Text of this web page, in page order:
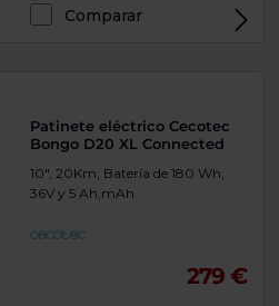
Comparar
Patinete eléctrico Cecotec
Bongo D20 XL Connected
10", 20Km, Batería de 180 Wh,
36V y 5 Ah,mAh
279 €